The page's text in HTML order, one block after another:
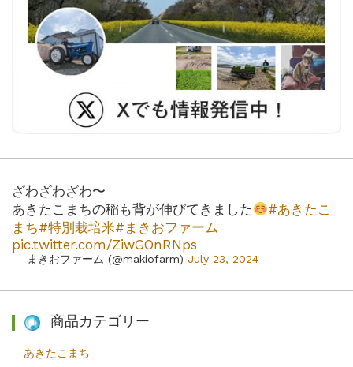
ざわざわざわ〜
あきたこまちの稲も背が伸びてきました
#あきたこ
まち#特別栽培米#まきおファーム
pic.twitter.com/ZiwGOnRNps
— まきおファーム (@makiofarm) July 23, 2024
商品カテゴリー
あきたこまち